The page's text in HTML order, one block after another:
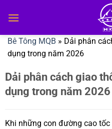
qua
dungBê Tông MQB » Dải phân
dụng trong năm 2026
Dải phân cách giao
dụng trong năm 2026
Khi những con đường cao